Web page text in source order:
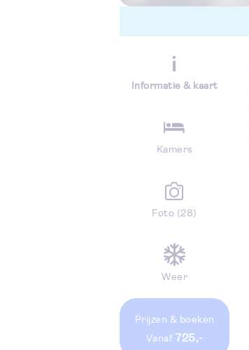
Informatie & kaart
Kamers
Foto (28)
Weer
Prijzen & boeken
vanaf 725,-